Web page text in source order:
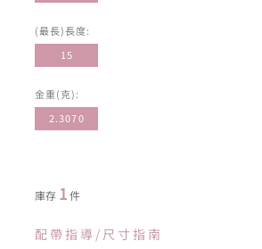
(最長)長度:
15
金重(克):
2.3070
庫存 1件
配帶指導/尺寸指南